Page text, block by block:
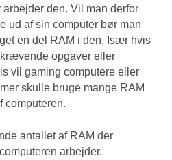
den. Vil man derfor
ud af sin computer bør man
en del RAM i den. Især hvis
opgaver eller
vil gaming computere eller
skulle bruge mange RAM
computeren.
antallet af RAM der
arbejder.